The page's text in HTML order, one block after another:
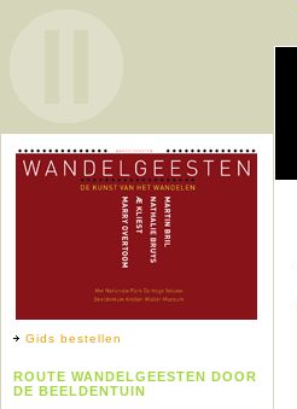
Gids bestellen
ROUTE WANDELGEESTEN DOOR
DE BEELDENTUIN